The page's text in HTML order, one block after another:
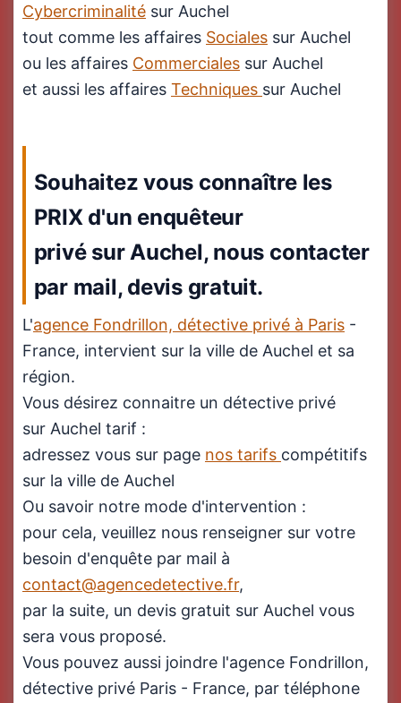
Cybercriminalité sur Auchel
tout comme les affaires Sociales sur Auchel
ou les affaires Commerciales sur Auchel
et aussi les affaires Techniques sur Auchel
Souhaitez vous connaître les
PRIX d'un enquêteur
privé sur Auchel, nous contacter
par mail, devis gratuit.
L'agence Fondrillon, détective privé à Paris -
France, intervient sur la ville de Auchel et sa
région.
Vous désirez connaitre un détective privé
sur Auchel tarif :
adressez vous sur page nos tarifs compétitifs
sur la ville de Auchel
Ou savoir notre mode d'intervention :
pour cela, veuillez nous renseigner sur votre
besoin d'enquête par mail à
contact@agencedetective.fr,
par la suite, un devis gratuit sur Auchel vous
sera vous proposé.
Vous pouvez aussi joindre l'agence Fondrillon,
détective privé Paris - France, par téléphone